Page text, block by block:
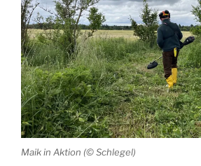
Maik in Aktion (© Schlegel)